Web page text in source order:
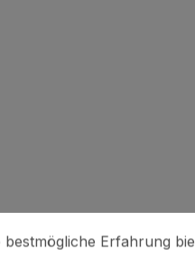
Erfahrung
bestmögliche Erfahrung